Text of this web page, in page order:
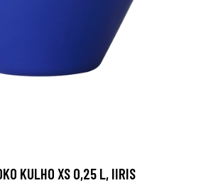
KULHO XS 0,25 L, IIRIS